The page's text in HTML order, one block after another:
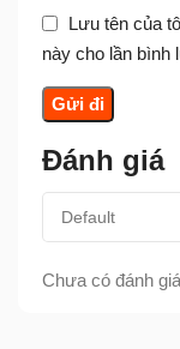
Đánh giá
Chưa có đánh
Lưu tên của
này cho lần bình